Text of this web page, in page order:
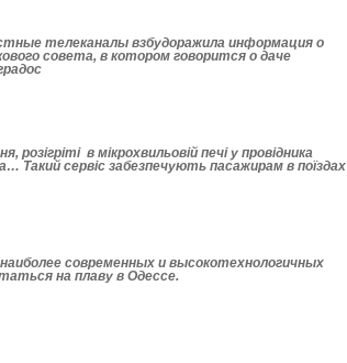
телеканалы взбудоражила информация о
совета, в котором говорится о даче
розігріті в мікрохвильовій печі у провідника
Такий сервіс забезпечують пасажирам в поїздах
современных и высокотехнологичных
на плаву в Одессе.